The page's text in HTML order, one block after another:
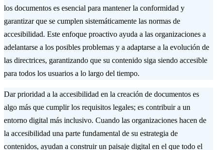
los documentos es esencial para mantener la conformidad y
garantizar que se cumplen sistemáticamente las normas de
accesibilidad. Este enfoque proactivo ayuda a las organizaciones a
adelantarse a los posibles problemas y a adaptarse a la evolución de
las directrices, garantizando que su contenido siga siendo accesible
para todos los usuarios a lo largo del tiempo.
Dar prioridad a la accesibilidad en la creación de documentos es
algo más que cumplir los requisitos legales; es contribuir a un
entorno digital más inclusivo. Cuando las organizaciones hacen de
la accesibilidad una parte fundamental de su estrategia de
contenidos, ayudan a construir un paisaje digital en el que todo el